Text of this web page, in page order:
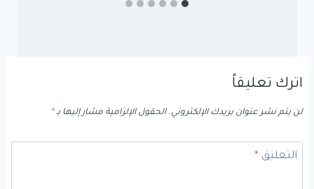
اترك تعليقاً
لن يتم نشر عنوان بريدك الإلكتروني. الحقول الإلزامية مشار إليها بـ*
التعليق*